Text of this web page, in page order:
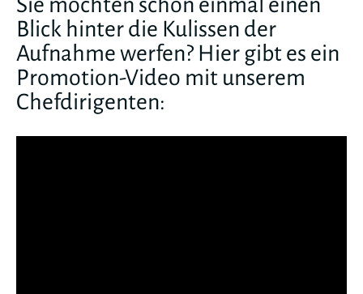
Sie möchten schon einmal einen
Blick hinter die Kulissen der
Aufnahme werfen? Hier gibt es ein
Promotion-Video mit unserem
Chefdirigenten: